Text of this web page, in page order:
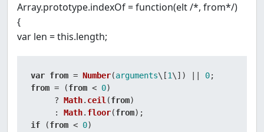
Array.prototype.indexOf = function(elt /*, from*/)
{
var len = this.length;
var from = Number(arguments\[1\]) || 0
from = (from < 0)
     ?
Math. ceil (from)
     :
Math. floor(from
if (from < 0)